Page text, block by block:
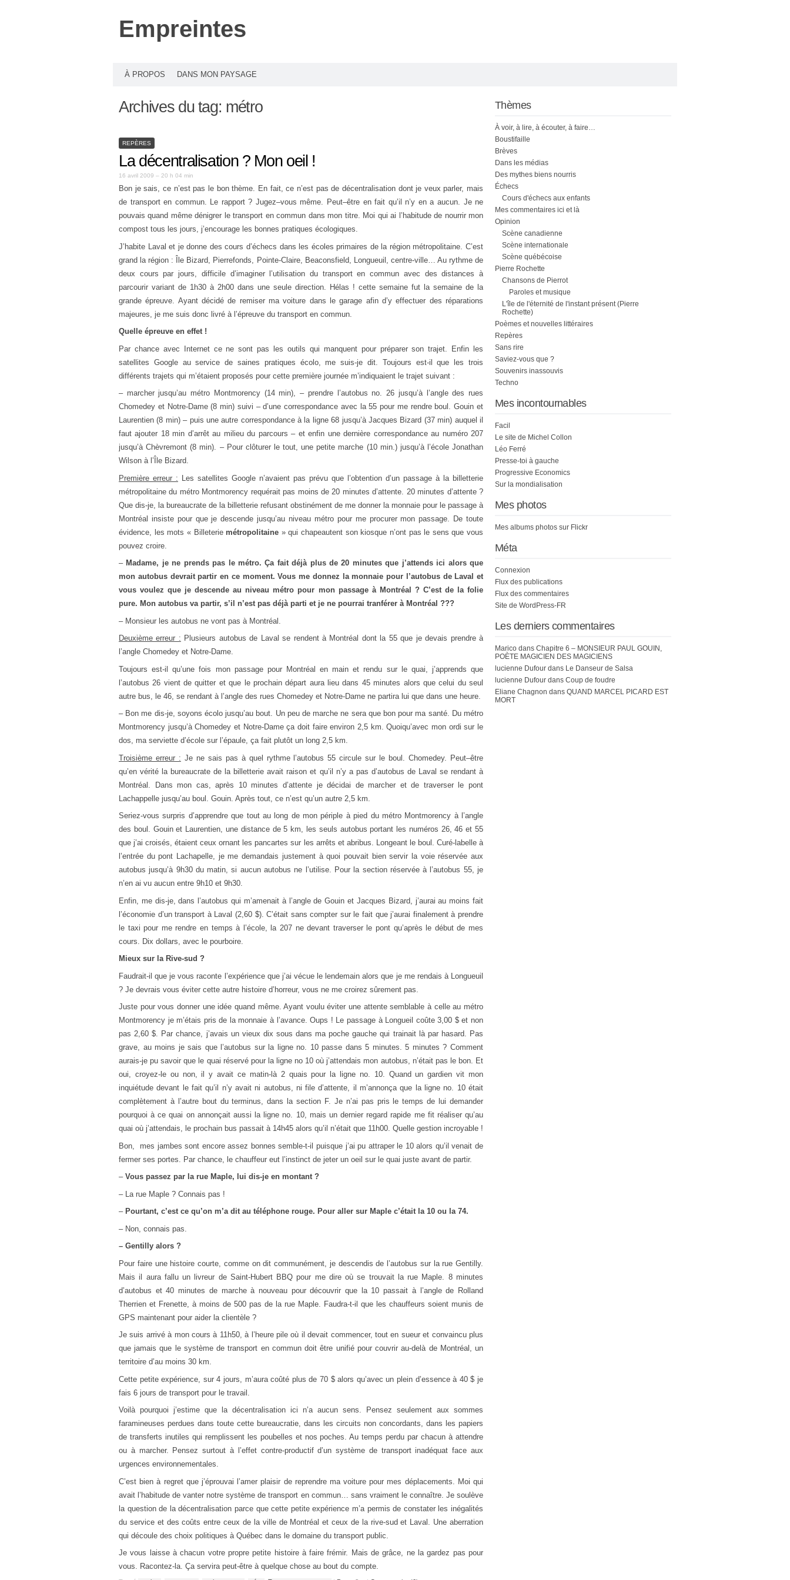
Empreintes
À PROPOS DANS MON PAYSAGE
Archives du tag: métro
REPÈRES
La décentralisation ? Mon oeil !
16 avril 2009 – 20 h 04 min
Bon je sais, ce n’estpas le bon thème. En fait, ce n’estpasde décentralisation dont je veux parler, mais
de transport en commun. Le rapport ? Jugez–vous même. Peut–être enfait qu’il n’y en a aucun. Je ne
pouvais quand mêmedénigrer le transport en commun dans mon titre. Moi qui ai l’habitude de nourrir mon
compost tous les jours, j’encourage les bonnes pratiques écologiques.
J’habite Lavalet je donne des cours d’échecs dans les écoles primaires dela région métropolitaine C’est
grand larégion : Île Bizard Pierrefonds Pointe-Claire, Beaconsfield, Longueuil , centre-ville… Au rythme de
deux cours parjours difficile d’imaginer l’utilisation du transport encommun avec des distances à
parcourir variant de 1h30 à 2h00 dans une seule direction. Hélas ! cette semaine fut la semaine de la
grande épreuve Ayant décidé de remisermavoiture dans le garage afin d’y effectuer des réparations
majeures je me suis donc livré à l’épreuve du transport en commun
Quelle épreuve en effet!
Par chance avec Internet ce ne sont pasles outils qui manquentpour préparersontrajet . Enfin les
satellites Google au service de saines pratiques écolo, me suis-je dit. Toujours est-il que les trois
différents trajets qui m’étaient proposés pour cette première journée m’indiquaient le trajet suivant :
– marcher jusqu’au métro Montmorency (14 min), – prendre l’autobus no. 26 jusqu’à l’angle des rues
Chomedey etNotre-Dame (8 min) suivi – d’une correspondance avec la 55 pour me rendre boul. Gouinet
Laurentien (8 min) – puis une autre correspondance à la ligne68 jusqu’à Jacques Bizard (37 min) auquelil
faut ajouter 18 min d’arrêt au milieudu parcours – et enfin unedernière correspondanceau numéro 207
jusqu’à Chèvremont (8 min). – Pour clôturer le tout,une petite marche (10 min.) jusqu’à l’école Jonathan
Wilson à l’Île Bizard.
Première erreur : Les satellites Google n’avaient pas prévu que l’obtention d’un passage à la billetterie
métropolitaine du métro Montmorency requérait pas moinsde 20 minutes d’attente. 20 minutes d’attente ?
Que dis-je , la bureaucrate de la billetterie refusant obstinément de me donner la monnaie pour le passage à
Montréal insiste pour que je descende jusqu’au niveau métro pour me procurer mon passage. De toute
évidence, les mots « Billeterie métropolitaine » qui chapeautent son kiosque n’ont pas le sens que vous
pouvez croire.
– Madame, je ne prends pas lemétro. Ça faitdéjà plusde 20 minutesque j’attends ici alorsque
mon autobus devrait partir en cemoment. Vous me donnez la monnaie pour l’autobus deLaval et
vous voulezque je descende au niveau métro pour monpassage à Montréal ? C’est delafolie
pure. Mon autobus va partir, s’il n’estpas déjà parti et je ne pourrai tranférer à Montréal ???
– Monsieur les autobus ne vont pas à Montréal.
Deuxième erreur : Plusieurs autobusde Laval se rendent à Montréal dontla 55que jedevais prendre à
l’ang le Chomedey et Notre-Dame.
Toujours est-il qu’une fois monpassage pour Montréal en mainet rendu sur lequai , j’apprends que
l’autobus 26 vientde quitter et que leprochain départ aura lieudans 45 minutes alors quecelui duseul
autre bus, le 46, se rendant à l’angle des rues Chomedey et Notre-Dame ne partira lui que dans une heure.
– Bon me dis-je, soyons écolo jusqu’au bout. Un peude marche ne sera que bon pour ma santé. Du métro
Montmorency jusqu’à Chomedey et Notre-Dame ça doit faire environ 2,5 km. Quoiqu’avec mon ordi sur le
dos, ma serviette d’éco le sur l’épau le, ça fait plutôt un long 2,5 km.
Troisième erreur : Je ne sais pas à quel rythmel’autobus 55 circule surle boul. Chomedey. Peut–être
qu’en vérité la bureaucratede la billetterie avait raisonet qu’il n’ya pas d’autobus deLaval se rendant à
Montréal. Dans mon cas, après 10 minutes d’attente jedécidai demarcher et de traverserle pont
Lachappelle jusqu’au boul. Gouin. Après tout, ce n’est qu’un autre 2,5 km.
Seriez-vous surpris d’apprendreque tout au long de mon périp le à pied dumétro Montmorency à l’ang le
des boul. Gouinet Laurentien, unedistance de5 km, les seuls autobus portant les numéros 26, 46et 55
que j’ai croisés,étaient ceux ornant les pancartes sur les arrêts etabribus. Longeant leboul. Curé-label le à
l’entrée dupont Lachapel le, jeme demandais justement à quoi pouvait bien servir la voie réservée aux
autobus jusqu’à 9h30 dumatin, si aucunautobus ne l’utilise. Pour la section réservée à l’autobus 55, je
n’en ai vu aucun entre 9h10 et 9h30.
Enfin, me dis-je, dans l’autobus qui m’amenait à l’angle de Gouin et Jacques Bizard, j’aurai au moins fait
l’économie d’un transport à Laval (2,60 $). C’était sans compter sur le fait que j’aurai finalement à prendre
le taxi pour me rendre en temps à l’école, la 207 ne devant traverser le pont qu’après le début de mes
cours. Dix dollars, avec le pourboire.
Mieux sur la Rive-sud ?
Faudrait-il que je vous raconte l’expérience que j’ai vécue le lendemain alors que je me rendais à Longueuil
? Je devrais vous éviter cette autre histoire d’horreur, vous ne me croirez sûrement pas.
Juste pour vous donner une idée quand même. Ayant voulu éviter une attente semblable à celle au métro
Montmorency je m’étais pris de la monnaie à l’avance. Oups ! Le passage à Longueil coûte 3,00 $ et non
pas 2,60 $. Par chance, j’avais un vieux dix sous dans ma poche gauche qui trainait là par hasard. Pas
grave, au moins je sais que l’autobus sur la ligne no. 10 passe dans 5 minutes. 5 minutes ? Comment
aurais-je pu savoir que le quai réservé pour la ligne no 10 où j’attendais mon autobus, n’était pas le bon. Et
oui, croyez-le ou non, il y avait ce matin-là 2 quais pour la ligne no. 10. Quand un gardien vit mon
inquiétude devant le fait qu’il n’y avait ni autobus, ni file d’attente, il m’annonça que la ligne no. 10 était
complètement à l’autre bout du terminus, dans la section F. Je n’ai pas pris le temps de lui demander
pourquoi à ce quai on annonçait aussi la ligne no. 10, mais un dernier regard rapide me fit réaliser qu’au
quai où j’attendais, le prochain bus passait à 14h45 alors qu’il n’était que 11h00. Quelle gestion incroyable !
Bon, mes jambes sont encore assez bonnes semble-t-il puisque j’ai pu attraper le 10 alors qu’il venait de
fermer ses portes. Par chance, le chauffeur eut l’instinct de jeter un oeil sur le quai juste avant de partir.
– Vous passez par la rue Maple, lui dis-je en montant ?
– La rue Maple ? Connais pas !
– Pourtant, c’est ce qu’on m’a dit au téléphone rouge. Pour aller sur Maple c’était la 10 ou la 74.
– Non, connais pas.
– Gentilly alors ?
Pour faire une histoire courte, comme on dit communément, je descendis de l’autobus sur la rue Gentilly.
Mais il aura fallu un livreur de Saint-Hubert BBQ pour me dire où se trouvait la rue Maple. 8 minutes
d’autobus et 40 minutes de marche à nouveau pour découvrir que la 10 passait à l’angle de Rolland
Therrien et Frenette, à moins de 500 pas de la rue Maple. Faudra-t-il que les chauffeurs soient munis de
GPS maintenant pour aider la clientèle ?
Je suis arrivé à mon cours à 11h50, à l’heure pile où il devait commencer, tout en sueur et convaincu plus
que jamais que le système de transport en commun doit être unifié pour couvrir au-delà de Montréal, un
territoire d’au moins 30 km.
Cette petite expérience, sur 4 jours, m’aura coûté plus de 70 $ alors qu’avec un plein d’essence à 40 $ je
fais 6 jours de transport pour le travail.
Voilà pourquoi j’estime que la décentralisation ici n’a aucun sens. Pensez seulement aux sommes
faramineuses perdues dans toute cette bureaucratie, dans les circuits non concordants, dans les papiers
de transferts inutiles qui remplissent les poubelles et nos poches. Au temps perdu par chacun à attendre
ou à marcher. Pensez surtout à l’effet contre-productif d’un système de transport inadéquat face aux
urgences environnementales.
C’est bien à regret que j’éprouvai l’amer plaisir de reprendre ma voiture pour mes déplacements. Moi qui
avait l’habitude de vanter notre système de transport en commun… sans vraiment le connaître. Je soulève
la question de la décentralisation parce que cette petite expérience m’a permis de constater les inégalités
du service et des coûts entre ceux de la ville de Montréal et ceux de la rive-sud et Laval. Une aberration
qui découle des choix politiques à Québec dans le domaine du transport public.
Je vous laisse à chacun votre propre petite histoire à faire frémir. Mais de grâce, ne la gardez pas pour
vous. Racontez-la. Ça servira peut-être à quelque chose au bout du compte.
Thèmes
À voir, à lire, à écouter, à faire…
Boustifaille
Brèves
Dans les médias
Des mythes biens nourris
Échecs
Cours d'échecs aux enfants
Mes commentaires ici et là
Opinion
Scène canadienne
Scène internationale
Scène québécoise
Pierre Rochette
Chansons de Pierrot
Paroles et musique
L'île de l'éternité de l'instant présent (Pierre
Rochette)
Poèmes et nouvelles littéraires
Repères
Sans rire
Saviez-vous que ?
Souvenirs inassouvis
Techno
Mes incontournables
Facil
Le site de Michel Collon
Léo Ferré
Presse-toi à gauche
Progressive Economics
Sur la mondialisation
Mes photos
Mes albums photos sur Flickr
Méta
Connexion
Flux des publications
Flux des commentaires
Site de WordPress-FR
Les derniers commentaires
Marico dans Chapitre 6 – MONSIEUR PAUL GOUIN,
POÈTE MAGICIEN DES MAGICIENS
lucienne Dufour dans Le Danseur de Salsa
lucienne Dufour dans Coup de foudre
Eliane Chagnon dans QUAND MARCEL PICARD EST
MORT